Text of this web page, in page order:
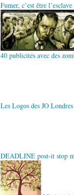
Fumer, c’est être
40 publicités avec des
Les Logos des JO
DEADLINE post-it stop